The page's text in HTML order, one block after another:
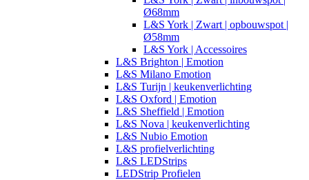
Ø68mm
L&S York | Zwart | opbouwspot |
Ø58mm
L&S York | Accessoires
L&S Brighton | Emotion
L&S Milano Emotion
L&S Turijn | keukenverlichting
L&S Oxford | Emotion
L&S Sheffield | Emotion
L&S Nova | keukenverlichting
L&S Nubio Emotion
L&S profielverlichting
L&S LEDStrips
LEDStrip Profielen